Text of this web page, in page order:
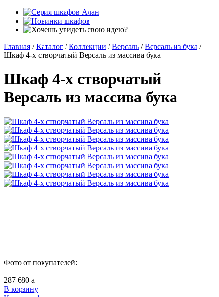
Главная / Каталог / Коллекции / Версаль / Версаль из бука /
Шкаф 4-х створчатый Версаль из массива бука
Шкаф 4-х створчатый
Версаль из массива бука
Фото от покупателей:
287 680 a
В корзину